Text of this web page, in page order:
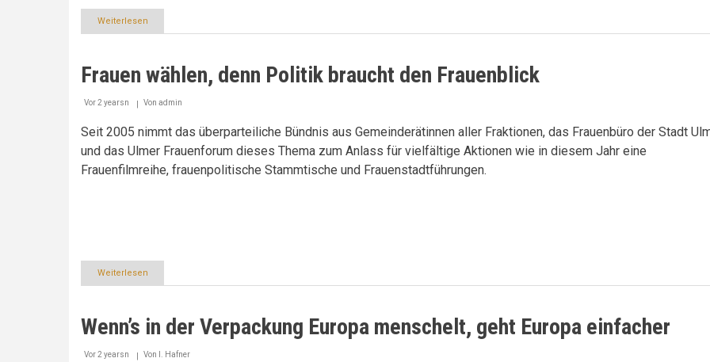
Weiterlesen
Wählen
einfach
Frauen wählen, denn Politik braucht den Frauenblick
Vor 2 yearsn Von admin
Seit 2005 nimmt das überparteiliche Bündnis aus Gemeinderätinnen aller Fraktionen, das Frauenbüro der Stadt
und das Ulmer Frauenforum dieses Thema zum Anlass für vielfältige Aktionen wie in diesem Jahr eine
Frauenfilmreihe, frauenpolitische Stammtische und Frauenstadtführungen.
Weiterlesen
Frauen
Politik
den
Wenn’s in der Verpackung Europa menschelt, geht Europa einfacher
Vor 2 yearsn Von I. Hafner